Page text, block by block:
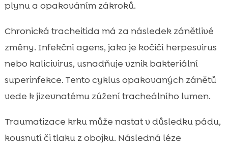
plynu a opakováním zákroků.
Chronická tracheitida má za následek zánětlivé
změny. Infekční agens, jako je kočičí herpesvirus
nebo kalicivirus, usnadňuje vznik bakteriální
superinfekce. Tento cyklus opakovaných zánětů
vede k jizevnatému zúžení tracheálního lumen.
Traumatizace krku může nastat v důsledku pádu,
kousnutí či tlaku z obojku. Následná léze